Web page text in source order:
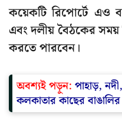
কয়েকটি রিপোর্টে এও
এবং দলীয় বৈঠকের সময়
করতে পারবেন।
অবশ্যই পড়ুন: পাহাড়,
কলকাতার কাছের